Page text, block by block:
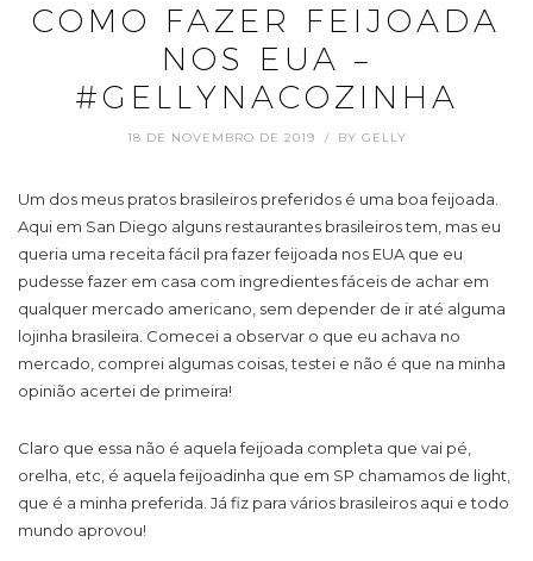
COMO FAZER FEIJOADA
NOS EUA –
#GELLYNACOZINHA
18 DE NOVEMBRO DE 2019 BY GELLY
Um dos meus pratos brasileiros preferidos é uma boa feijoada.
Aqui em San Diego alguns restaurantes brasileiros tem, mas eu
queria uma receita fácil pra fazer feijoada nos EUA que eu
pudesse fazer em casa com ingredientes fáceis de achar em
qualquer mercado americano, sem depender de ir até alguma
lojinha brasileira. Comecei a observar o que eu achava no
mercado, comprei algumas coisas, testei e não é que na minha
opinião acertei de primeira!
Claro que essa não é aquela feijoada completa que vai pé,
orelha, etc, é aquela feijoadinha que em SP chamamos de light,
que é a minha preferida. Já fiz para vários brasileiros aqui e todo
mundo aprovou!